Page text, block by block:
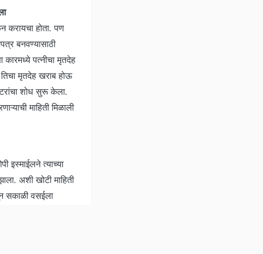
करायचा होता. पण
बनवण्यासाठी
कारमध्ये पत्नीचा मृतदेह
तिचा मृतदेह खराब होऊ
शोध सुरू केला.
माहिती मिळाली
इस्माईलने त्याच्या
अशी खोटी माहिती
सकाळी वसईला